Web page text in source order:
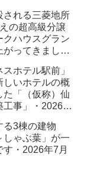
される三菱地所
の超高級分譲
クハウスグラン
がってきまし
ホテル駅前」
しいホテルの概
た「（仮称）仙
工事」・2026年
る3棟の建物
しゃぶ葉」が一
・2026年7月